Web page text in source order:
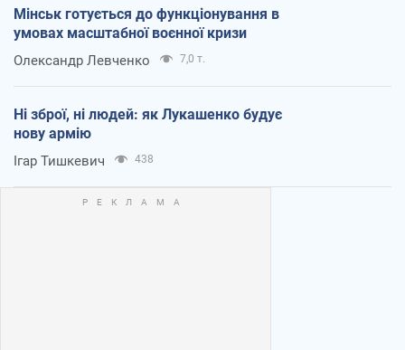
Мінськ готується до функціонування в
умовах масштабної воєнної кризи
Олександр Левченко 7,0 т.
Ні зброї, ні людей: як Лукашенко будує
нову армію
Ігар Тишкевич 438